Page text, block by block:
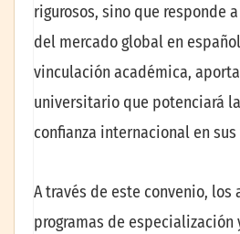
rigurosos, sino que responde
del mercado global en
vinculación académica,
universitario que potenciará
confianza internacional en
A través de este convenio, los
programas de especialización